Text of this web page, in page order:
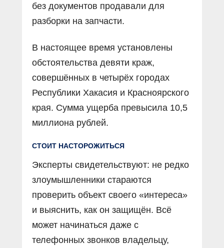
без документов продавали для
разборки на запчасти.
В настоящее время установлены
обстоятельства девяти краж,
совершённых в четырёх городах
Республики Хакасия и Красноярского
края. Сумма ущерба превысила 10,5
миллиона рублей.
СТОИТ НАСТОРОЖИТЬСЯ
Эксперты свидетельствуют: не редко
злоумышленники стараются
проверить объект своего «интереса»
и выяснить, как он защищён. Всё
может начинаться даже с
телефонных звонков владельцу,